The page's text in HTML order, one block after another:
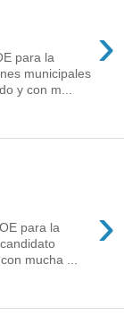
›
para la
municipales
y con m...
›
para la
mucha ...